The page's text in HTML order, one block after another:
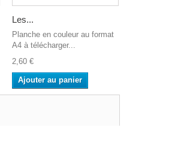
Les...
Planche en couleur au format
A4 à télécharger...
2,60 €
Ajouter au panier